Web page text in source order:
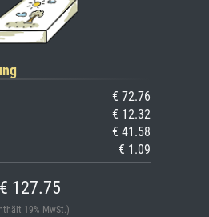
€ 72.76
€ 12.32
€ 41.58
€ 1.09
€ 127.75
19% MwSt.)